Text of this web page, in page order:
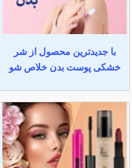
با جدیدترین محصول از شر
خشکی پوست بدن خلاص شو